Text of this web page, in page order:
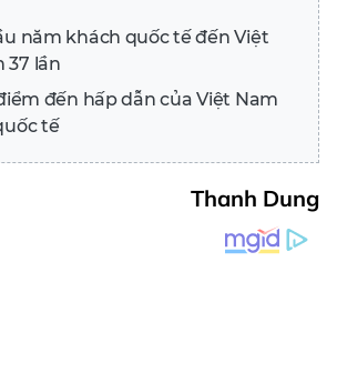
năm khách quốc tế đến Việt
37 lần
đến hấp dẫn của Việt Nam
tế
Thanh Dung